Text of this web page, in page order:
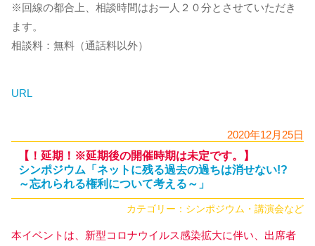
※回線の都合上、相談時間はお一人２０分とさせていただき
ます。
相談料：無料（通話料以外）
URL
2020年12月25日
【！延期！※延期後の開催時期は未定です。】
シンポジウム「ネットに残る過去の過ちは消せない!?
～忘れられる権利について考える～」
カテゴリー： シンポジウム・講演会など
本イベントは、新型コロナウイルス感染拡大に伴い、出席者